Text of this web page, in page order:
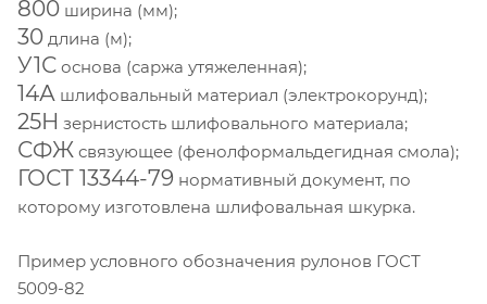
800 ширина (мм);
30 длина (м);
У1С основа (саржа утяжеленная);
14А шлифовальный материал (электрокорунд);
25Н зернистость шлифовального материала;
СФЖ связующее (фенолформальдегидная смола);
ГОСТ 13344-79 нормативный документ, по
которому изготовлена шлифовальная шкурка.
Пример условного обозначения рулонов ГОСТ
5009-82